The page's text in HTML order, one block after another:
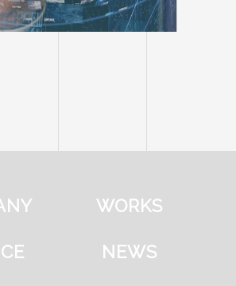
WORKS
NEWS